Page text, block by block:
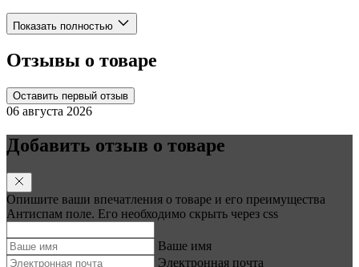
Показать полностью
Отзывы о товаре
Оставить первый отзыв
06 августа 2026
Добавить отзыв о товаре
Опишите ваши впечатления о товаре и его преимущества
Антиспам поле. Его необходимо скрыть через css
Ваше имя
Электронная почта